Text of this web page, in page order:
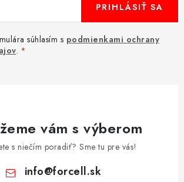
súhlasím s podmienkami ochrany
.
PRIHLÁSIŤ SA
vám s výberom
s niečím poradiť? Sme tu pre vás!
info@forcell.sk